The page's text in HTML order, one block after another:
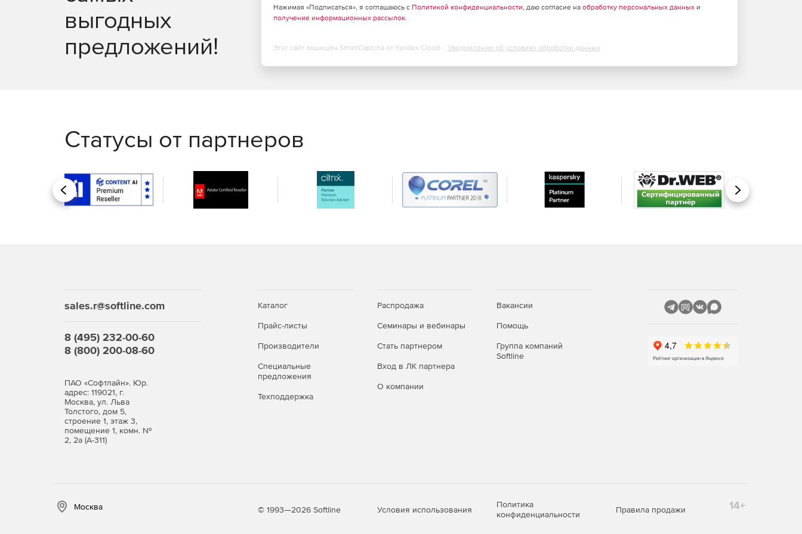
выгодных
предложений!
Нажимая «Подписаться», я соглашаюсь с Политикой конфиденциальности, даю согласие на обработку персональных данныхи
получение информационных рассылок.
Этот сайт защищен SmartCaptcha от Yandex Cloud - Уведомление об условиях обработки данных
Статусы от партнеров
Назад Вперед
sales.r@softline.com
8 (495) 232-00-60
8 (800) 200-08-60
ПАО «Софтлайн». Юр.
адрес: 119021, г.
Москва, ул. Льва
Толстого, дом 5,
строение 1, этаж 3,
помещение 1, комн. №
2, 2а (А-311)
Каталог
Прайс-листы
Производители
Специальные
предложения
Техподдержка
Распродажа
Семинары и вебинары
Стать партнером
Вход в ЛК партнера
О компании
Вакансии
Помощь
Группа компаний
Softline
Москва © 1993—2026 Softline Условия использования
Политика
конфиденциальности
Правила продажи 14+